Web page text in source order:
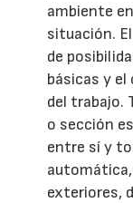
ambiente
situación.
de
básicas y el
del trabajo.
o sección
entre sí y
exteriores,